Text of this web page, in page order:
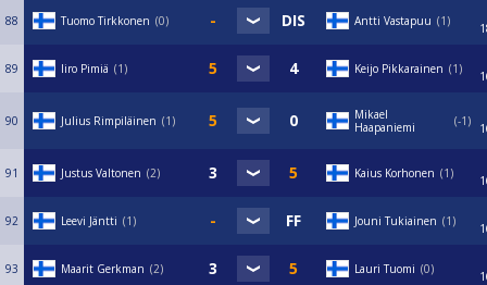
88 Tuomo Tirkkonen 0 Antti Vastapuu 1
89 Iiro Pimiä 1 Keijo Pikkarainen 1
90 Julius Rimpiläinen 1
Mikael
Haapaniemi
-1
91 Justus Valtonen 2 Kaius Korhonen 1
92 Leevi Jäntti 1 Jouni Tukiainen 1
93 Maarit Gerkman 2 Lauri Tuomi 0